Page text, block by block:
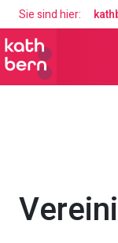
Sie sind hier: